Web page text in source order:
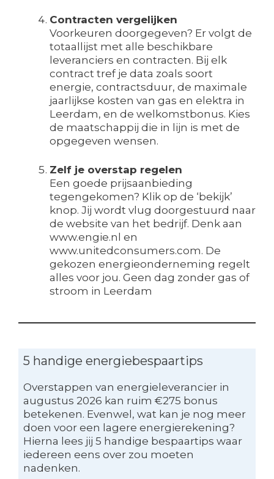
Contracten vergelijken
Voorkeuren doorgegeven? Er volgt de
totaallijst met alle beschikbare
leveranciers en contracten. Bij elk
contract tref je data zoals soort
energie, contractsduur, de maximale
jaarlijkse kosten van gas en elektra in
Leerdam, en de welkomstbonus. Kies
de maatschappij die in lijn is met de
opgegeven wensen.
Zelf je overstap regelen
Een goede prijsaanbieding
tegengekomen? Klik op de ‘bekijk’
knop. Jij wordt vlug doorgestuurd naar
de website van het bedrijf. Denk aan
www.engie.nl en
www.unitedconsumers.com. De
gekozen energieonderneming regelt
alles voor jou. Geen dag zonder gas of
stroom in Leerdam
5 handige energiebespaartips
Overstappen van energieleverancier in
augustus 2026 kan ruim €275 bonus
betekenen. Evenwel, wat kan je nog meer
doen voor een lagere energierekening?
Hierna lees jij 5 handige bespaartips waar
iedereen eens over zou moeten
nadenken.